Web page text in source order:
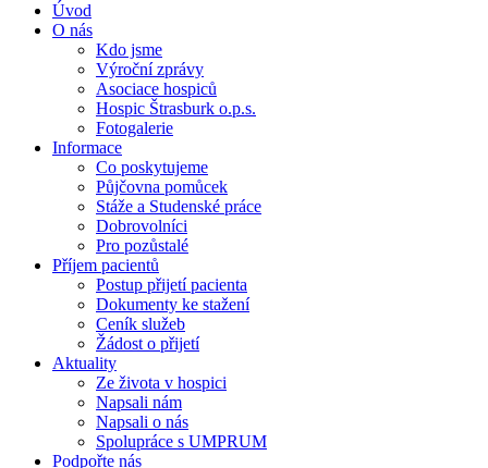
Úvod
O nás
Kdo jsme
Výroční zprávy
Asociace hospiců
Hospic Štrasburk o.p.s.
Fotogalerie
Informace
Co poskytujeme
Půjčovna pomůcek
Stáže a Studenské práce
Dobrovolníci
Pro pozůstalé
Příjem pacientů
Postup přijetí pacienta
Dokumenty ke stažení
Ceník služeb
Žádost o přijetí
Aktuality
Ze života v hospici
Napsali nám
Napsali o nás
Spolupráce s UMPRUM
Podpořte nás